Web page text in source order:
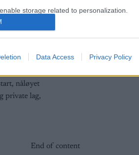
storage related to personalization.
Data Access Privacy Policy
– En
nåløyet
private lag,
End of content